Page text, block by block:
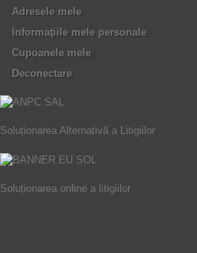
Adresele mele
Informaţiile mele personale
Cupoanele mele
Deconectare
Soluționarea Alternativă a Litigiilor
Soluționarea online a litigiilor